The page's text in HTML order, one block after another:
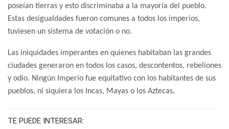
poseían tierras y esto discriminaba a la mayoría del pueblo.
Estas desigualdades fueron comunes a todos los imperios,
tuviesen un sistema de votación o no.
Las iniquidades imperantes en quienes habitaban las grandes
ciudades generaron en todos los casos, descontentos, rebeliones
y odio. Ningún Imperio fue equitativo con los habitantes de sus
pueblos, ni siquiera los Incas, Mayas o los Aztecas.
TE PUEDE INTERESAR: